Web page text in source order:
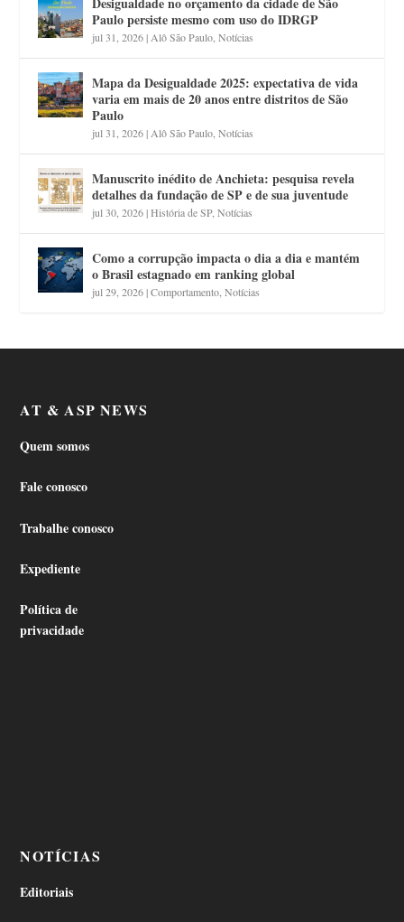
Paulo persiste mesmo com uso do IDRGP
jul 31, 2026| Alô São Paulo ,Notícias
Mapa da Desigualdade 2025: expectativa de vida
varia em mais de 20 anos entre distritos de São
Paulo
jul 31, 2026| Alô São Paulo ,Notícias
Manuscrito inédito de Anchieta: pesquisa revela
detalhes da fundação de SP e de sua juventude
jul 30, 2026|História de SP,Notícias
Como a corrupção impacta o dia a dia e mantém
o Brasil estagnado em ranking global
jul 29, 2026|Comportamento ,Notícias
AT & ASP NEWS
Quem somos
Fale conosco
Trabalhe conosco
Expediente
Política de
privacidade
NOTÍCIAS
Editoriais